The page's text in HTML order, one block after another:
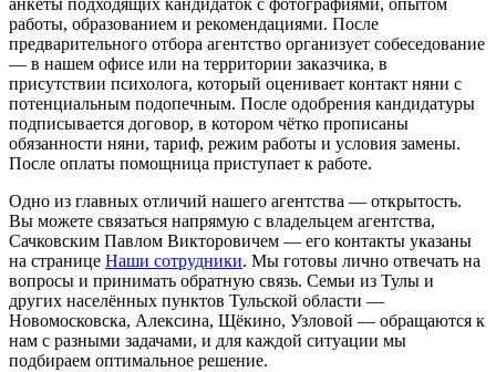
анкеты подходящих кандидаток с фотографиями, опытом
работы, образованием и рекомендациями. После
предварительного отбора агентство организует собеседование
— в нашем офисе или на территории заказчика, в
присутствии психолога, который оценивает контакт няни с
потенциальным подопечным. После одобрения кандидатуры
подписывается договор, в котором чётко прописаны
обязанности няни, тариф, режим работы и условия замены.
После оплаты помощница приступает к работе.
Одно из главных отличий нашего агентства — открытость.
Вы можете связаться напрямую с владельцем агентства,
Сачковским Павлом Викторовичем — его контакты указаны
на странице Наши сотрудники. Мы готовы лично отвечать на
вопросы и принимать обратную связь. Семьи из Тулы и
других населённых пунктов Тульской области —
Новомосковска, Алексина, Щёкино, Узловой — обращаются к
нам с разными задачами, и для каждой ситуации мы
подбираем оптимальное решение.